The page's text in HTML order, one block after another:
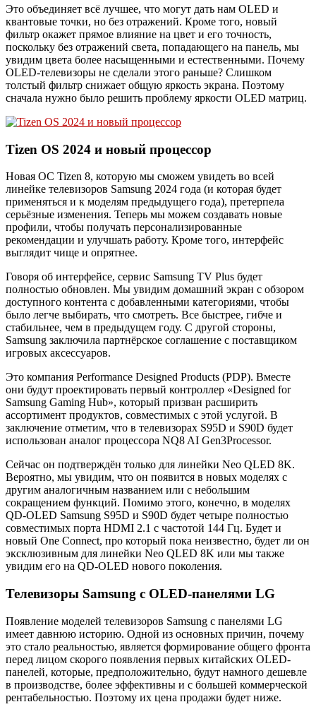
Это объединяет всё лучшее, что могут дать нам OLED и
квантовые точки, но без отражений. Кроме того, новый
фильтр окажет прямое влияние на цвет и его точность,
поскольку без отражений света, попадающего на панель, мы
увидим цвета более насыщенными и естественными. Почему
OLED-телевизоры не сделали этого раньше? Слишком
толстый фильтр снижает общую яркость экрана. Поэтому
сначала нужно было решить проблему яркости OLED матриц.
Tizen OS 2024 и новый процессор
Новая ОС Tizen 8, которую мы сможем увидеть во всей
линейке телевизоров Samsung 2024 года (и которая будет
применяться и к моделям предыдущего года), претерпела
серьёзные изменения. Теперь мы можем создавать новые
профили, чтобы получать персонализированные
рекомендации и улучшать работу. Кроме того, интерфейс
выглядит чище и опрятнее.
Говоря об интерфейсе, сервис Samsung TV Plus будет
полностью обновлен. Мы увидим домашний экран с обзором
доступного контента с добавленными категориями, чтобы
было легче выбирать, что смотреть. Все быстрее, гибче и
стабильнее, чем в предыдущем году. С другой стороны,
Samsung заключила партнёрское соглашение с поставщиком
игровых аксессуаров.
Это компания Performance Designed Products (PDP). Вместе
они будут проектировать первый контроллер «Designed for
Samsung Gaming Hub», который призван расширить
ассортимент продуктов, совместимых с этой услугой. В
заключение отметим, что в телевизорах S95D и S90D будет
использован аналог процессора NQ8 AI Gen3Processor.
Сейчас он подтверждён только для линейки Neo QLED 8K.
Вероятно, мы увидим, что он появится в новых моделях с
другим аналогичным названием или с небольшим
сокращением функций. Помимо этого, конечно, в моделях
QD-OLED Samsung S95D и S90D будет четыре полностью
совместимых порта HDMI 2.1 с частотой 144 Гц. Будет и
новый One Connect, про который пока неизвестно, будет ли он
эксклюзивным для линейки Neo QLED 8K или мы также
увидим его на QD-OLED нового поколения.
Телевизоры Samsung с OLED-панелями LG
Появление моделей телевизоров Samsung с панелями LG
имеет давнюю историю. Одной из основных причин, почему
это стало реальностью, является формирование общего фронта
перед лицом скорого появления первых китайских OLED-
панелей, которые, предположительно, будут намного дешевле
в производстве, более эффективны и с большей коммерческой
рентабельностью. Поэтому их цена продажи будет ниже.